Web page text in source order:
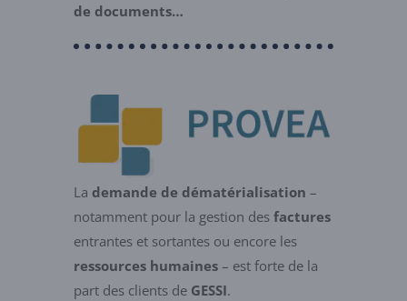
de documents…
La demande de dématérialisation –
notamment pour la gestion des factures
entrantes et sortantes ou encore les
ressources humaines– est forte de la
part des clients de GESSI.